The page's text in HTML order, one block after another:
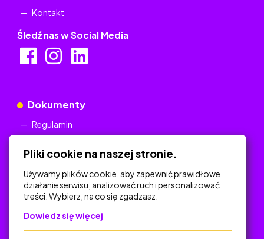
Kontakt
Śledź nas w Social Media
Dokumenty
Regulamin
Na skróty
Polityka Prywatności
Pliki cookie na naszej stronie.
Używamy plików cookie, aby zapewnić prawidłowe
działanie serwisu, analizować ruch i personalizować
treści. Wybierz, na co się zgadzasz.
Dowiedz się więcej